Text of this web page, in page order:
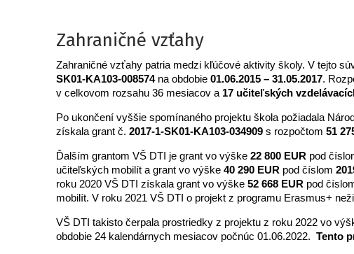
Zahraničné vzťahy
Zahraničné vzťahy patria medzi kľúčové aktivity školy. V tejto
SK01-KA103-008574na obdobie 01.06.2015 – 31.05.2017.
v celkovom rozsahu 36 mesiacov a 17 učiteľských
Po ukončení vyššie spomínaného projektu škola požiadala
získala grant č. 2017-1-SK01-KA103-034909 s rozpočtom 51
Ďalším grantom VŠ DTI je grant vo výške 22 800 EUR pod
učiteľských mobilít a grant vo výške40 290 EUR pod číslom
roku 2020 VŠ DTI získala grant vo výške 52 668 EUR pod
mobilít. V roku 2021 VŠ DTI o projekt z programu Erasmus+
VŠ DTI takisto čerpala prostriedky z projektu z roku 2022 vo
obdobie 24 kalendárnych mesiacov počnúc 01.06.2022. Tento